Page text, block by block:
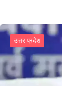
उत्तर प्रदेश